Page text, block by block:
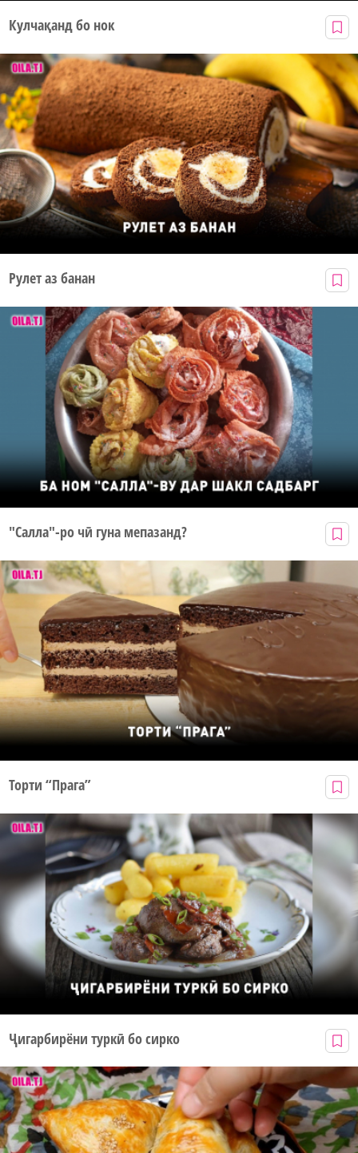
Кулчақанд бо нок
Рулет аз банан
"Салла"-ро чӣ гуна мепазанд?
Торти “Прага”
Ҷигарбирёни туркӣ бо сирко